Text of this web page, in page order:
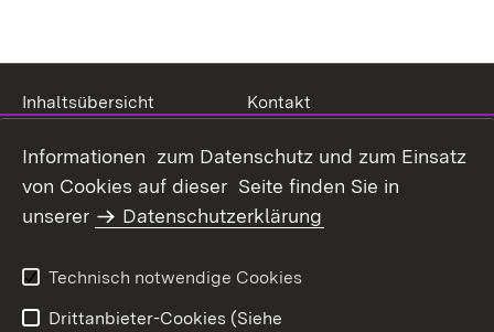
Inhaltsübersicht
Kontakt
Barrierefreiheit
Benutzungshinweise
Impressum
Informationen zum Datenschutz und zum Einsatz
von Cookies auf dieser Seite finden Sie in
unserer
Datenschutzerklärung
Technisch notwendige Cookies
Drittanbieter-Cookies (Siehe